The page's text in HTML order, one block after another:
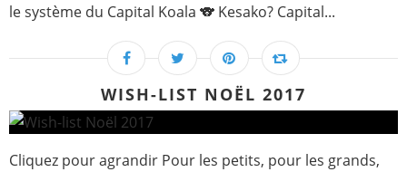
le système du Capital Koala 🐨 Kesako? Capital...
WISH-LIST NOËL 2017
Cliquez pour agrandir Pour les petits, pour les grands,